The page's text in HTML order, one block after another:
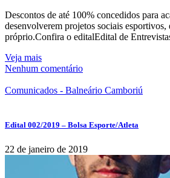
Descontos de até 100% concedidos para
desenvolverem projetos sociais esportivos,
próprio.Confira o editalEdital de
Veja mais
Nenhum comentário
Comunicados - Balneário Camboriú
Edital 002/2019 – Bolsa Esporte/Atleta
22 de janeiro de 2019